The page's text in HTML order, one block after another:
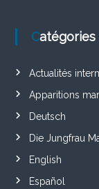
Catégories
Actualités
Apparitions
Deutsch
Die Jungfrau
English
Español